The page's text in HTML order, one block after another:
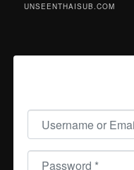
UNSEENTHAISUB.COM
Username or Email
Password